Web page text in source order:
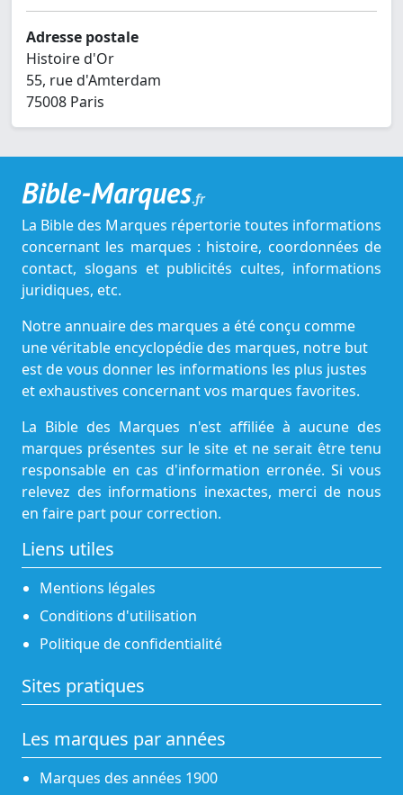
Adresse postale
Histoire d'Or
55, rue d'Amterdam
75008 Paris
Bible-Marques.fr
La Bible des Marques répertorie toutes informations
concernant les marques : histoire, coordonnées de
contact, slogans et publicités cultes, informations
juridiques, etc.
Notre annuaire des marques a été conçu comme
une véritable encyclopédie des marques, notre but
est de vous donner les informations les plus justes
et exhaustives concernant vos marques favorites.
La Bible des Marques n'est affiliée à aucune des
marques présentes sur le site et ne serait être tenu
responsable en cas d'information erronée. Si vous
relevez des informations inexactes, merci de nous
en faire part pour correction.
Liens utiles
Mentions légales
Conditions d'utilisation
Politique de confidentialité
Sites pratiques
Les marques par années
Marques des années 1900